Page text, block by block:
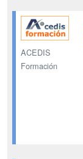
ACEDIS
Formación